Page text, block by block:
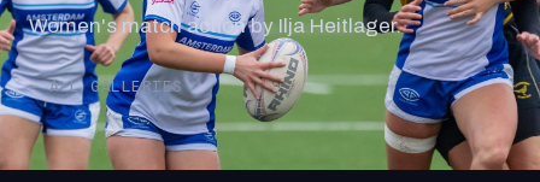
Women's match action by Ilja Heitlager.
← ALL GALLERIES